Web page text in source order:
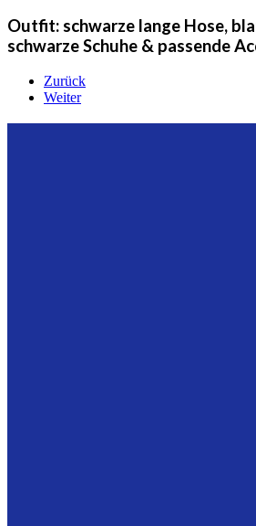
Outfit:schwarze lange Hose,
schwarze Schuhe & passende
Zurück
Weiter